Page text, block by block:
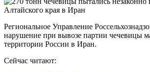
Региональное Управление
нарушение при вывозе партии чечевицы
территории России в Иран.
Сейчас читают: